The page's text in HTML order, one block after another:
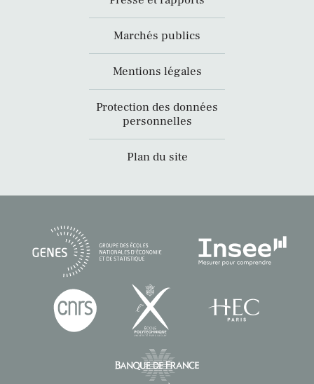
Marchés publics
Mentions légales
Protection des données
personnelles
Plan du site